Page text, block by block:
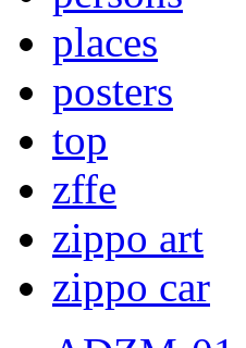
places
posters
top
zffe
zippo art
zippo car